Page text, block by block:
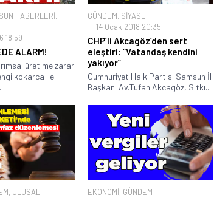
HABERLERİ,
18:59
ALARM!
üretime zarar
kokarca ile
GÜNDEM, SİYASET
14 Ocak 2018 20:35
CHP’li Akcagöz’den sert
eleştiri: “Vatandaş kendini
yakıyor”
Cumhuriyet Halk Partisi Samsun İl
Başkanı Av.Tufan Akcagöz, Sıtkı...
, ULUSAL
EKONOMİ, GÜNDEM